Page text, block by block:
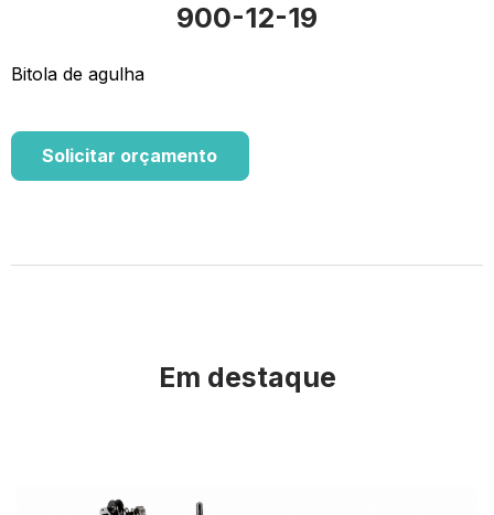
900-12-19
Bitola de agulha
Solicitar orçamento
Em destaque